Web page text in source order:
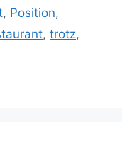
, Position,
, trotz,